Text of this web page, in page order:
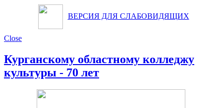
ВЕРСИЯ ДЛЯ СЛАБОВИДЯЩИХ
Close
Курганскому областному колледжу
культуры - 70 лет